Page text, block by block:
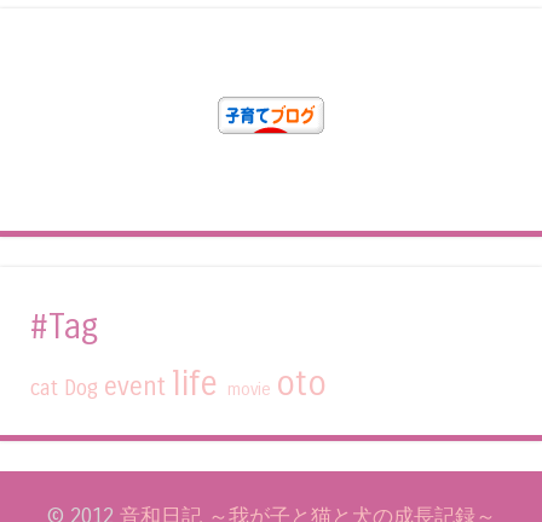
#Tag
cat Dog event life movie oto
© 2012 音和日記 ～我が子と猫と犬の成長記録～